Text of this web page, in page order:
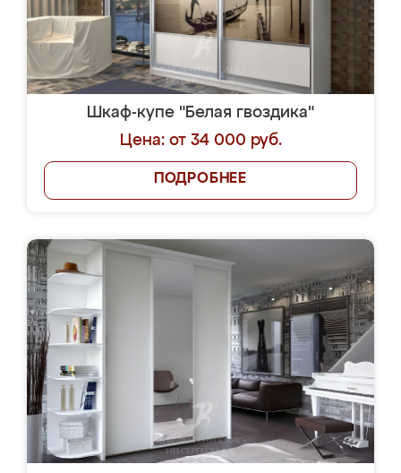
Шкаф-купе "Белая гвоздика"
Цена: от 34 000 руб.
ПОДРОБНЕЕ